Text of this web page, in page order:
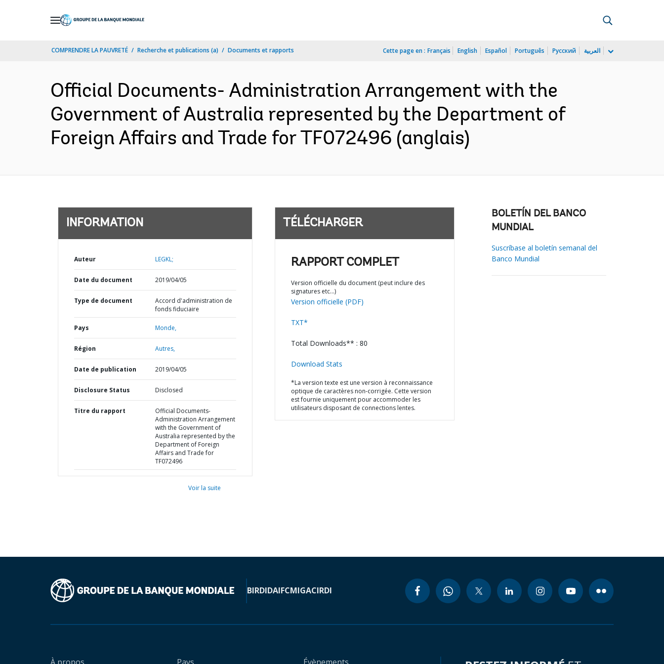
COMPRENDRE LA PAUVRETÉ Recherche et publications (a) Documents et rapports Cette page en : Français English Español Português Русский العربية
Official Documents- Administration Arrangement with the
Government of Australia represented by the Department of
Foreign Affairs and Trade for TF072496 (anglais)
INFORMATION
Auteur LEGKL;
Date du document 2019/04/05
Type de document
Accord d'administration de
fonds fiduciaire
Pays Monde,
Région Autres,
Date de publication 2019/04/05
Disclosure Status Disclosed
Titre du rapport
Official Documents-
Administration Arrangement
with the Government of
Australia represented by the
Department of Foreign
Affairs and Trade for
TF072496
Voir la suite
TÉLÉCHARGER
RAPPORT COMPLET
Version officielle du document (peut inclure des
signatures etc…)
Version officielle (PDF)
TXT*
Total Downloads** : 80
Download Stats
*La version texte est une version à reconnaissance
optique de caractères non-corrigée. Cette version
est fournie uniquement pour accommoder les
utilisateurs disposant de connections lentes.
BOLETÍN DEL BANCO
MUNDIAL
Suscríbase al boletín semanal del
Banco Mundial
BIRDIDAIFCMIGACIRDI